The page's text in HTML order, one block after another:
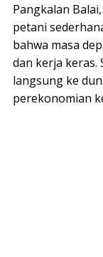
Pangkalan
petani
bahwa masa
dan kerja keras.
langsung ke
perekonomian